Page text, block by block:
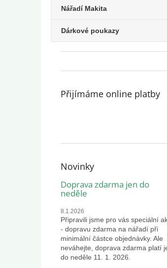
Nářadí Makita
Dárkové poukazy
Přijímáme online platby
Novinky
Doprava zdarma jen do
neděle
8.1.2026
Připravili jsme pro vás speciální
- dopravu zdarma na nářadí při
minimální částce objednávky. Ale
neváhejte, doprava zdarma platí
do neděle 11. 1. 2026.